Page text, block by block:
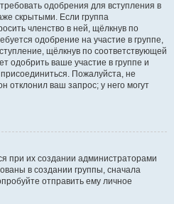
одобрения для вступления в
скрытыми. Если группа
членство в ней, щёлкнув по
одобрение на участие в группе,
щёлкнув по соответствующей
одобрить ваше участие в группе и
Пожалуйста, не
отклонил ваш запрос; у него могут
при их создании администраторами
в создании группы, сначала
отправить ему личное